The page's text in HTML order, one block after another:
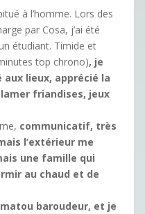
à l’homme. Lors des
par Cosa, j’ai été
étudiant. Timide et
top chrono), je
lieux, apprécié la
friandises, jeux
communicatif, très
l’extérieur me
une famille qui
au chaud et de
baroudeur, et je